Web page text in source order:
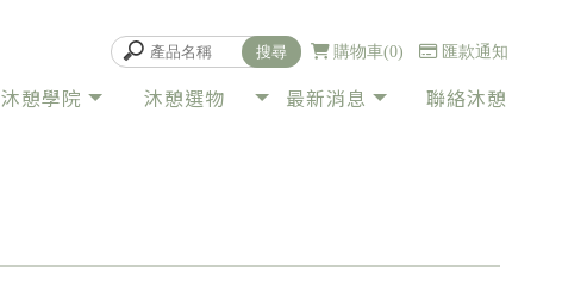
購物車 0 匯款通知
沐憩學院 沐憩選物 最新消息 聯絡沐憩